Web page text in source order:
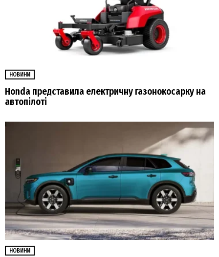
НОВИНИ
Honda представила електричну газонокосарку на
автопілоті
НОВИНИ